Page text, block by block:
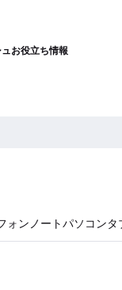
お役立ち情報
ォン ノートパソコンタ